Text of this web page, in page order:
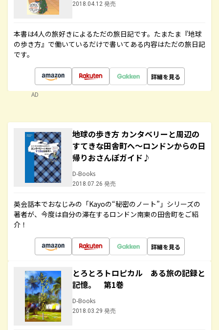
2018.04.12 発売
本書は4人の旅好きによるただの旅日記です。たまたま『地球
の歩き方』で働いているだけで書いてある内容はただの旅日記
です。
詳細を見る
AD
地球の歩き方 カンタベリーと周辺の
すてきな田舎町へ～ロンドンからの日
帰りおさんぽガイド♪
D-Books
2018.07.26 発売
英会話本でおなじみの「Kayoの“秘密のノート”」シリーズの
著者が、今度は自分の滞在するロンドン南東の田舎町をご紹
介！
詳細を見る
とろとろトロピカル ある旅の記録と
記憶。 第1巻
D-Books
2018.03.29 発売